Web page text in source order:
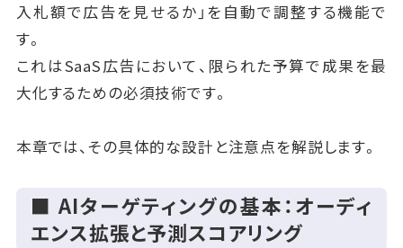
入札額で広告を見せるか」を自動で調整する機能で
す。
これはSaaS広告において、限られた予算で成果を最
大化するための必須技術です。
本章では、その具体的な設計と注意点を解説します。
■ AIターゲティングの基本：オーディ
エンス拡張と予測スコアリング